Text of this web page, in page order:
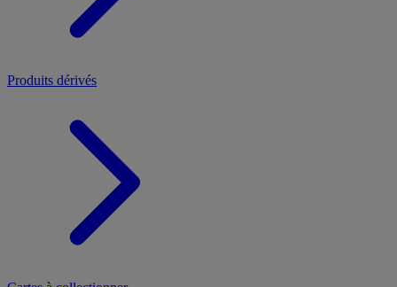
Produits dérivés